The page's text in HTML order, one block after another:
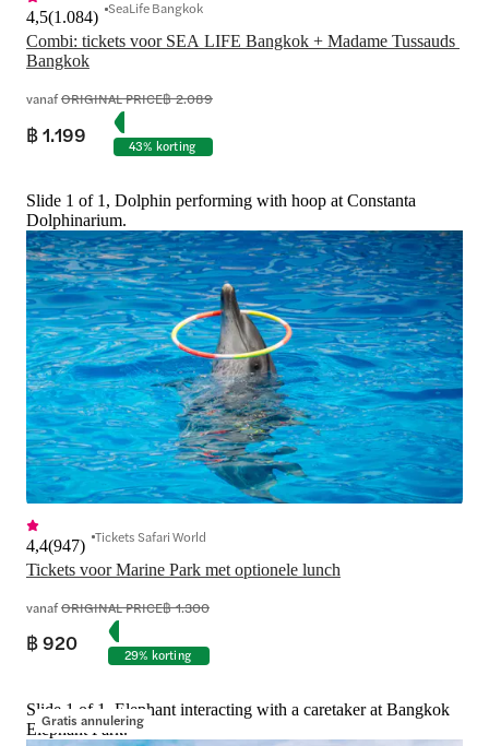
Combi: tickets voor SEA LIFE Bangkok + Madame Tussauds
Bangkok
4,5(1.084) SeaLife Bangkok
vanafORIGINAL PRICE฿ 2.089
฿ 1.199 43% korting
Slide 1 of 1, Dolphin performing with hoop at Constanta
Dolphinarium.
Tickets voor Marine Park met optionele lunch
4,4(947) Tickets Safari World
vanafORIGINAL PRICE฿ 1.300
฿ 920 29% korting
Gratis annulering
Slide 1 of 1, Elephant interacting with a caretaker at Bangkok
Elephant Park.